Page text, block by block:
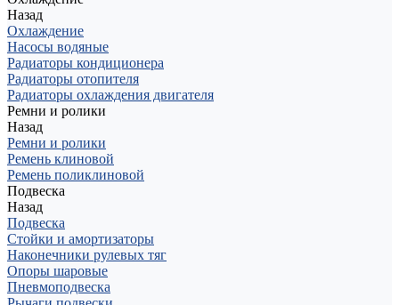
Назад
Охлаждение
Насосы водяные
Радиаторы кондиционера
Радиаторы отопителя
Радиаторы охлаждения двигателя
Ремни и ролики
Назад
Ремни и ролики
Ремень клиновой
Ремень поликлиновой
Подвеска
Назад
Подвеска
Стойки и амортизаторы
Наконечники рулевых тяг
Опоры шаровые
Пневмоподвеска